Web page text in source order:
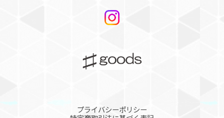
プライバシーポリシー